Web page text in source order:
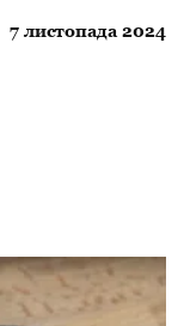
7 листопада 2024